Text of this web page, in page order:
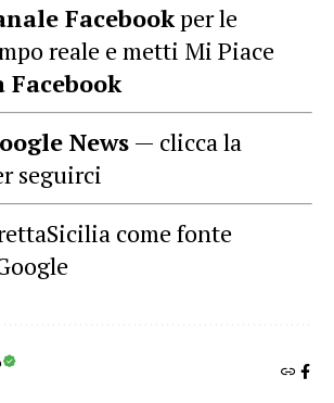
Facebookper le
reale e metti Mi Piace
Facebook
News — clicca la
seguirci
come fonte